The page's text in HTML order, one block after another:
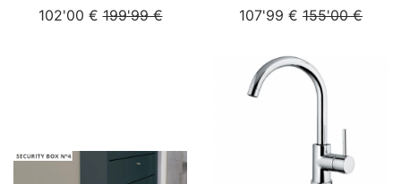
102'00 €199'99 € 107'99 € 155'00 €